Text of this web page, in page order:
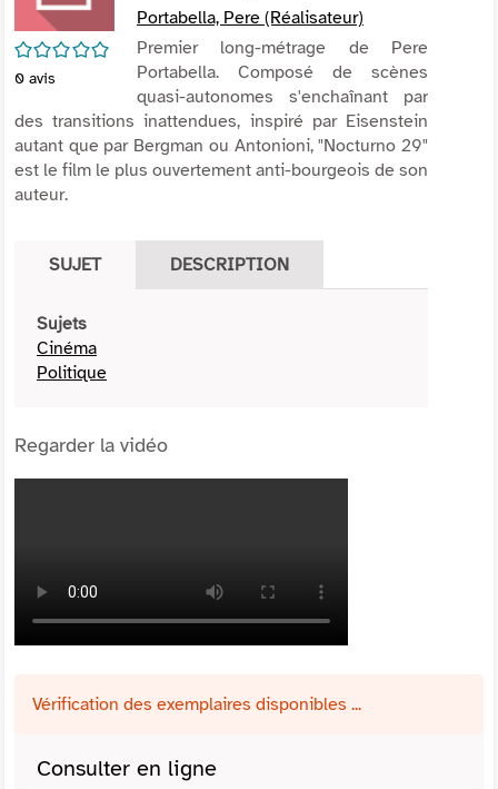
/5
0 avis
Portabella, Pere (Réalisateur)
Premier long-métrage de Pere
Portabella. Composé de scènes
quasi-autonomes s'enchaînant par
des transitions inattendues, inspiré par Eisenstein
autant que par Bergman ou Antonioni, "Nocturno 29"
est le film le plus ouvertement anti-bourgeois de son
auteur.
SUJET DESCRIPTION
Sujets
Cinéma
Politique
Regarder la vidéo
Vérification des exemplaires disponibles ...
Consulter en ligne